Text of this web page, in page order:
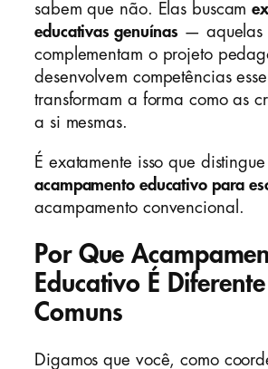
sabem que não. Elas buscam
educativas genuínas — aquelas
complementam o projeto
desenvolvem competências
transformam a forma como as
a si mesmas.
É exatamente isso que distingue
acampamento educativo para
acampamento convencional.
Por Que
Educativo É
Comuns
Digamos que você, como